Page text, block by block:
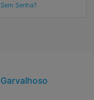
Senha?